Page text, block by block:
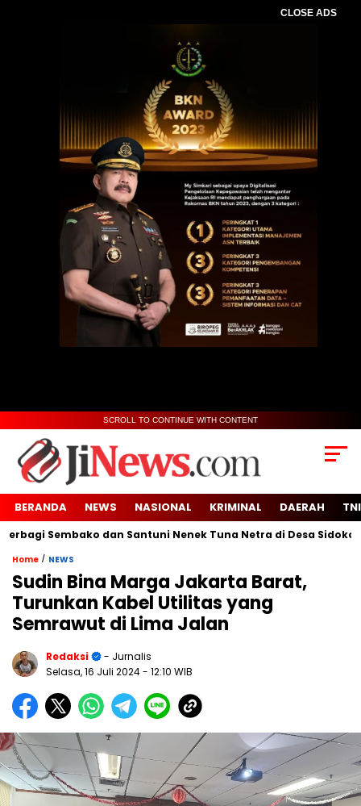
CLOSE ADS
SCROLL TO CONTINUE WITH CONTENT
BERANDA NEWS NASIONAL KRIMINAL DAERAH
Sembako dan Santuni Nenek Tuna Netra di Desa Sidoko
Home / NEWS
Sudin Bina Marga Jakarta Barat,
Turunkan Kabel Utilitas yang
Semrawut di Lima Jalan
Redaksi
- Jurnalis
Selasa, 16 Juli 2024- 12:10 WIB